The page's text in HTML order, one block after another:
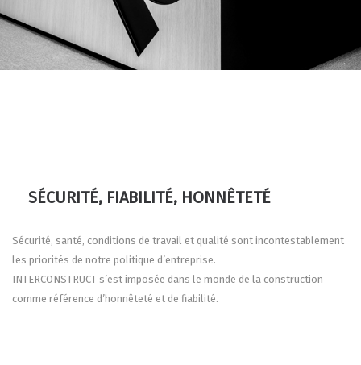
SÉCURITÉ, FIABILITÉ, HONNÊTETÉ
Sécurité, santé, conditions de travail et qualité sont incontestablement
les priorités de notre politique d’entreprise.
INTERCONSTRUCT s’est imposée dans le monde de la construction
comme référence d’honnêteté et de fiabilité.